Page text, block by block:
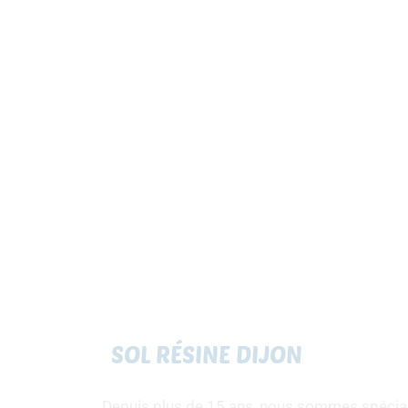
SOL RÉSINE DIJON